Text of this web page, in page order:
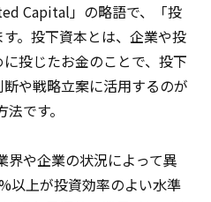
Capital」の略語で、「投
。投下資本とは、企業や投
投じたお金のことで、投下
や戦略立案に活用するのが
です。
界や企業の状況によって異
以上が投資効率のよい水準